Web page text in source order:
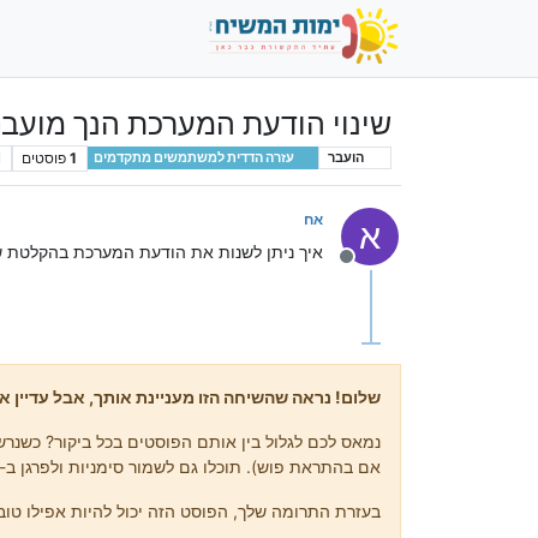
שינוי הודעת המערכת הנך
הועבר עזרה הדדית למשתמשים מתקדמים 1 פוסטים
א
מנותק
אח
איך ניתן לשנות את הודעת המערכת
שלום! נראה שהשיחה הזו מעניינת אותך, אבל עדיין
נמאס לכם לגלול בין אותם הפוסטים בכל ביקור?
אם בהתראת פוש). תוכלו גם לשמור סימניות ולפרגן ב-upvote לפוסטים כדי להביע הערכה לחברי קהילה אחרים.
בעזרת התרומה שלך, הפוסט הזה יכול להיות אפילו